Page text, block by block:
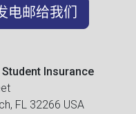
电邮给我们
Insurance
FL 32266 USA